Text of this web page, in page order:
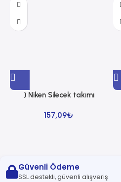
) Niken Silecek takımı
157,09₺
Güvenli Ödeme
SSL destekli, güvenli alışveriş